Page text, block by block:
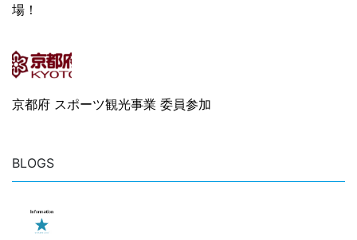
場！
京都府 スポーツ観光事業 委員参加
BLOGS